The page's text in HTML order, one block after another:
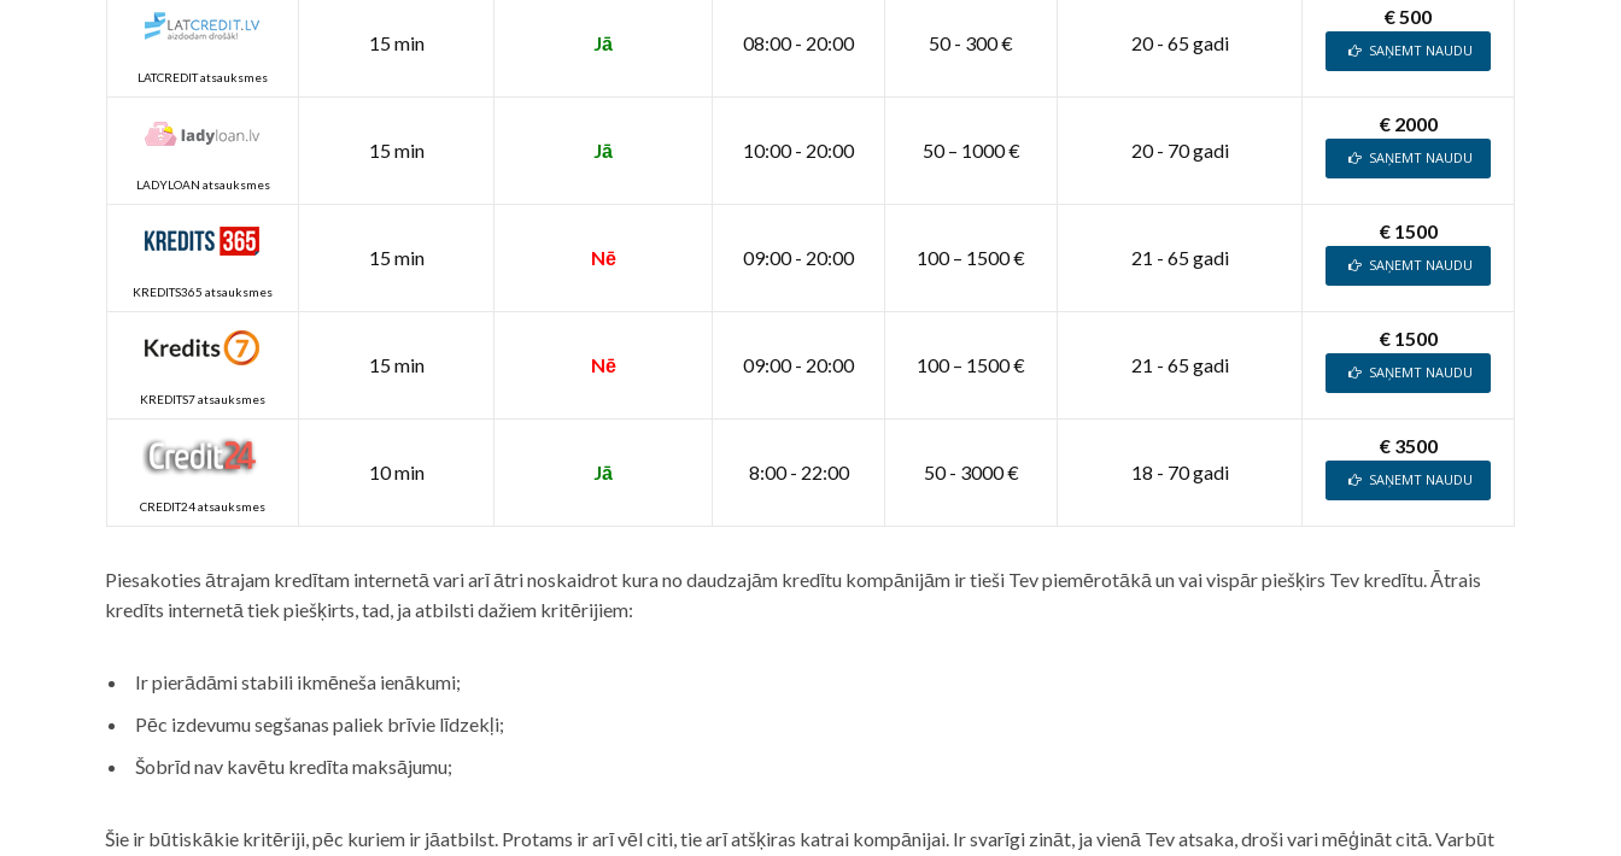
LATCREDIT atsauksmes
15 min Jā 08:00 - 20:00 50 - 300 € 20 - 65 gadi
€ 500
SAŅEMT NAUDU
LADYLOAN atsauksmes
15 min Jā 10:00 - 20:00 50 – 1000 € 20 - 70 gadi
€ 2000
SAŅEMT NAUDU
KREDITS365 atsauksmes
15 min Nē 09:00 - 20:00 100 – 1500 € 21 - 65 gadi
€ 1500
SAŅEMT NAUDU
KREDITS7 atsauksmes
15 min Nē 09:00 - 20:00 100 – 1500 € 21 - 65 gadi
€ 1500
SAŅEMT NAUDU
CREDIT24 atsauksmes
10 min Jā 8:00 - 22:00 50 - 3000 € 18 - 70 gadi
€ 3500
SAŅEMT NAUDU
Piesakoties ātrajam kredītam internetā vari arī ātri noskaidrot kura no daudzajām kredītu kompānijām ir tieši Tev piemērotākā un vai vispār piešķirs Tev kredītu. Ātrais
kredīts internetā tiek piešķirts, tad, ja atbilsti dažiem kritērijiem:
Ir pierādāmi stabili ikmēneša ienākumi;
Pēc izdevumu segšanas paliek brīvie līdzekļi;
Šobrīd nav kavētu kredīta maksājumu;
Šie ir būtiskākie kritēriji, pēc kuriem ir jāatbilst. Protams ir arī vēl citi, tie arī atšķiras katrai kompānijai. Ir svarīgi zināt, ja vienā Tev atsaka, droši vari mēģināt citā. Varbūt